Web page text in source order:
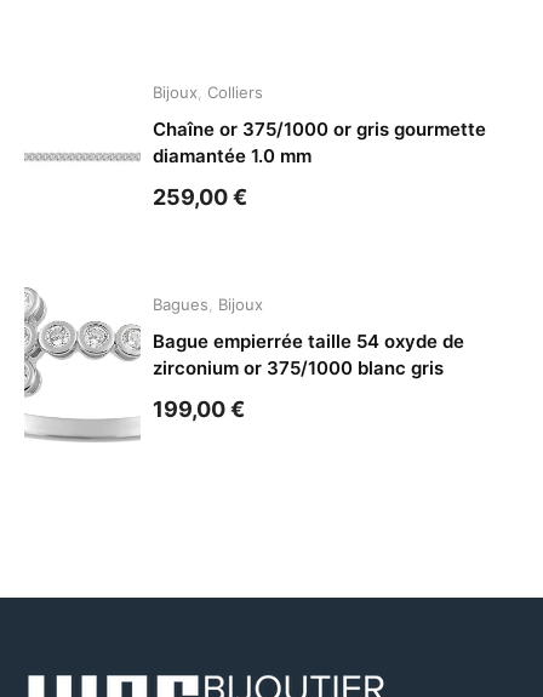
Bijoux Colliers
Chaîne or 375/1000 or gris gourmette
diamantée 1.0 mm
259,00€
Bagues Bijoux
Bague empierrée taille 54 oxyde de
zirconium or 375/1000 blanc gris
199,00€